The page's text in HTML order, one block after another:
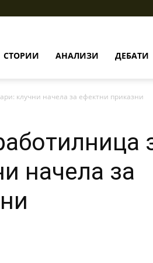
СТОРИИ АНАЛИЗИ ДЕБАТИ
клучни начела за ефектни приказни
начела за